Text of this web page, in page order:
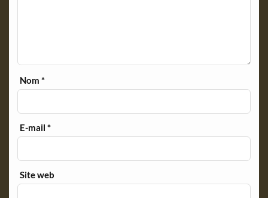
Nom*
E-mail*
Site web